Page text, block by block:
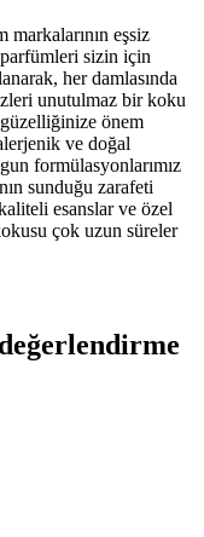
eşsiz
sizin için
her damlasında
unutulmaz bir koku
önem
ve doğal
formülasyonlarımız
sunduğu zarafeti
esanslar ve özel
çok uzun süreler